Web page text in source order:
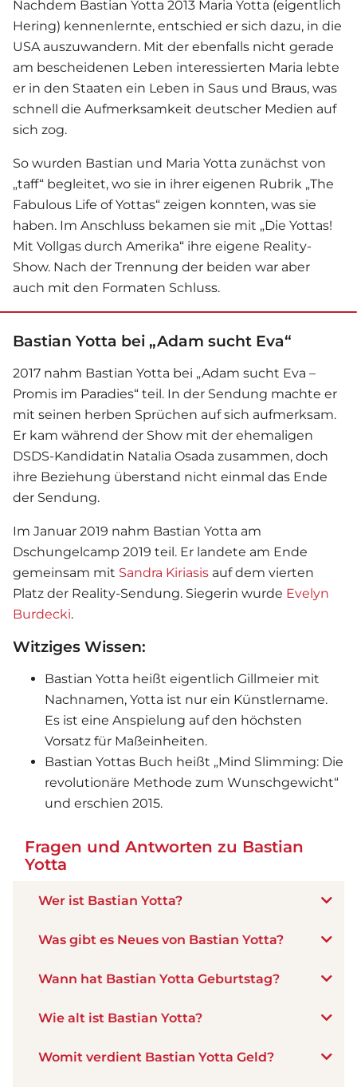
Nachdem Bastian Yotta 2013 Maria Yotta (eigentlich
Hering) kennenlernte, entschied er sich dazu, in die
USA auszuwandern. Mit der ebenfalls nicht gerade
am bescheidenen Leben interessierten Maria lebte
er in den Staaten ein Leben in Saus und Braus, was
schnell die Aufmerksamkeit deutscher Medien auf
sich zog.
So wurden Bastian und Maria Yotta zunächst von
„taff“ begleitet, wo sie in ihrer eigenen Rubrik „The
Fabulous Life of Yottas“ zeigen konnten, was sie
haben. Im Anschluss bekamen sie mit „Die Yottas!
Mit Vollgas durch Amerika“ ihre eigene Reality-
Show. Nach der Trennung der beiden war aber
auch mit den Formaten Schluss.
Bastian Yotta bei „Adam sucht Eva“
2017 nahm Bastian Yotta bei „Adam sucht Eva –
Promis im Paradies“ teil. In der Sendung machte er
mit seinen herben Sprüchen auf sich aufmerksam.
Er kam während der Show mit der ehemaligen
DSDS-Kandidatin Natalia Osada zusammen, doch
ihre Beziehung überstand nicht einmal das Ende
der Sendung.
Im Januar 2019 nahm Bastian Yotta am
Dschungelcamp 2019 teil. Er landete am Ende
gemeinsam mit Sandra Kiriasis auf dem vierten
Platz der Reality-Sendung. Siegerin wurde Evelyn
Burdecki.
Witziges Wissen:
Bastian Yotta heißt eigentlich Gillmeier mit
Nachnamen, Yotta ist nur ein Künstlername.
Es ist eine Anspielung auf den höchsten
Vorsatz für Maßeinheiten.
Bastian Yottas Buch heißt „Mind Slimming: Die
revolutionäre Methode zum Wunschgewicht“
und erschien 2015.
Fragen und Antworten zu Bastian
Yotta
Wer ist Bastian Yotta?
Was gibt es Neues von Bastian Yotta?
Wann hat Bastian Yotta Geburtstag?
Wie alt ist Bastian Yotta?
Womit verdient Bastian Yotta Geld?